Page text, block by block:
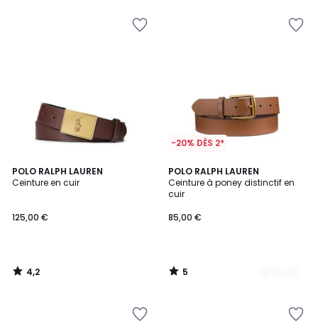
POLO RALPH LAUREN
Ceinture en cuir
125,00 €
4,2
/ 5
4,2
/
-20% DÈS 2*
POLO RALPH LAUREN
Ceinture à poney distinctif en
cuir
85,00 €
5
/
5
2
Couleurs
5
/